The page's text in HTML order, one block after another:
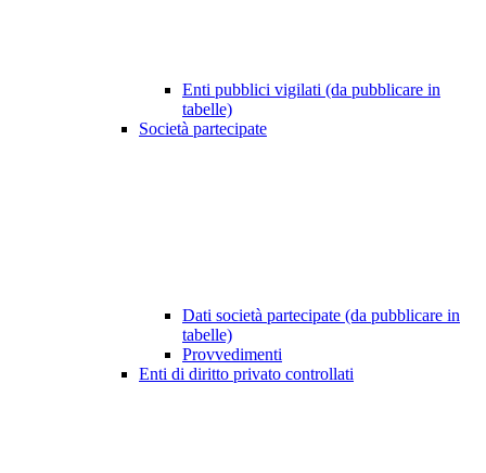
Enti pubblici vigilati (da pubblicare in
tabelle)
Società partecipate
Dati società partecipate (da pubblicare in
tabelle)
Provvedimenti
Enti di diritto privato controllati